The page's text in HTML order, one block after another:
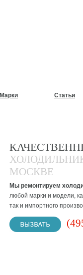
Марки Статьи
МОСКВЕ
Мы ремонтируем
любой марки и модели,
так и импортного